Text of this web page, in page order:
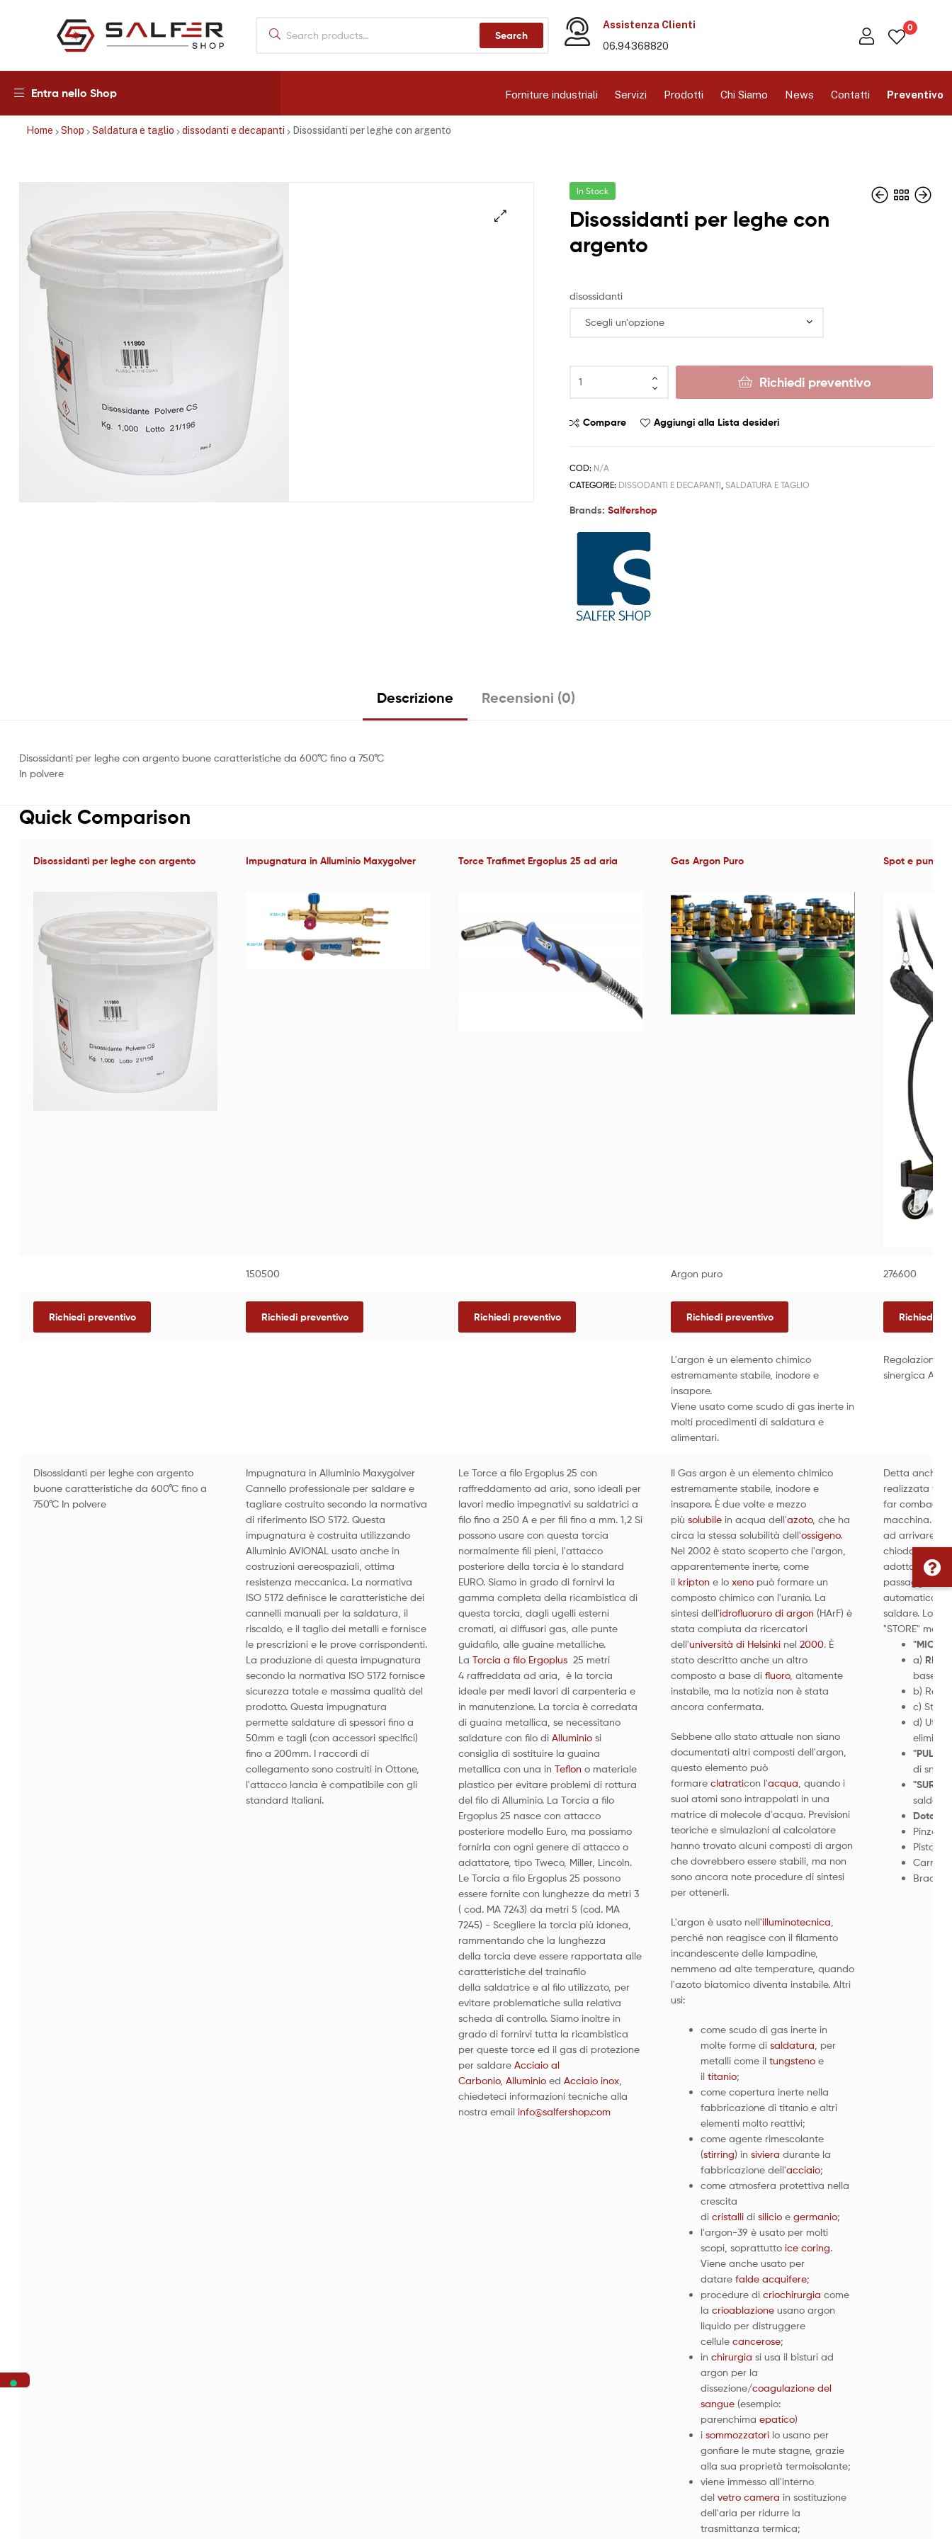
Salfershop
Search
Assistenza Clienti
06.94368820
0
Entra nello Shop Forniture industriali Servizi Prodotti Chi Siamo News Contatti Preventivo
Home Shop Saldatura e taglio dissodanti e decapanti Disossidanti per leghe con argento
In Stock
Disossidanti per leghe con
argento
disossidanti
Richiedi preventivo
Compare Aggiungi alla Lista desideri
COD: N/A
CATEGORIE: DISSODANTI E DECAPANTI ,SALDATURA E TAGLIO
Brands:Salfershop
Descrizione Recensioni (0)
Disossidanti per leghe con argento buone caratteristiche da 600°C fino a 750°C
In polvere
Quick Comparison
Disossidanti per leghe con argento Impugnatura in Alluminio Maxygolver Torce Trafimet Ergoplus 25 ad aria Gas Argon Puro Spot e
150500 Argon puro 276600
Richiedi preventivo Richiedi preventivo Richiedi preventivo Richiedi preventivo Richiedi
L'argon è un elemento chimico
estremamente stabile, inodore e
insapore.
Viene usato come scudo di gas inerte in
molti procedimenti di saldatura e
alimentari.
Regolazione
sinergica
Disossidanti per leghe con argento
buone caratteristiche da 600°C fino a
750°C In polvere
Impugnatura in Alluminio Maxygolver
Cannello professionale per saldare e
tagliare costruito secondo la normativa
di riferimento ISO 5172. Questa
impugnatura è costruita utilizzando
Alluminio AVIONAL usato anche in
costruzioni aereospaziali, ottima
resistenza meccanica. La normativa
ISO 5172 definisce le caratteristiche dei
cannelli manuali per la saldatura, il
riscaldo, e il taglio dei metalli e fornisce
le prescrizioni e le prove corrispondenti.
La produzione di questa impugnatura
secondo la normativa ISO 5172 fornisce
sicurezza totale e massima qualità del
prodotto. Questa impugnatura
permette saldature di spessori fino a
50mm e tagli (con accessori specifici)
fino a 200mm. I raccordi di
collegamento sono costruiti in Ottone,
l'attacco lancia è compatibile con gli
standard Italiani.
Le Torce a filo Ergoplus 25 con
raffreddamento ad aria, sono ideali per
lavori medio impegnativi su saldatrici a
filo fino a 250 A e per fili fino a mm. 1,2 Si
possono usare con questa torcia
normalmente fili pieni, l'attacco
posteriore della torcia è lo standard
EURO. Siamo in grado di fornirvi la
gamma completa della ricambistica di
questa torcia, dagli ugelli esterni
cromati, ai diffusori gas, alle punte
guidafilo, alle guaine metalliche.
La Torcia a filo Ergoplus 25 metri
4 raffreddata ad aria, è la torcia
ideale per medi lavori di carpenteria e
in manutenzione. La torcia è corredata
di guaina metallica, se necessitano
saldature con filo di Alluminiosi
consiglia di sostituire la guaina
metallica con una in Teflono materiale
plastico per evitare problemi di rottura
del filo di Alluminio. La Torcia a filo
Ergoplus 25 nasce con attacco
posteriore modello Euro, ma possiamo
fornirla con ogni genere di attacco o
adattatore, tipo Tweco, Miller, Lincoln.
Le Torcia a filo Ergoplus 25 possono
essere fornite con lunghezze da metri 3
( cod. MA 7243) da metri 5 (cod. MA
7245) - Scegliere la torcia più idonea,
rammentando che la lunghezza
della torcia deve essere rapportata alle
caratteristiche del trainafilo
della saldatrice e al filo utilizzato, per
evitare problematiche sulla relativa
scheda di controllo. Siamo inoltre in
grado di fornirvi tutta la ricambistica
per queste torce ed il gas di protezione
per saldare Acciaio al
Carbonio, Alluminioed Acciaio inox,
chiedeteci informazioni tecniche alla
nostra email info@salfershop.com
Il Gas argon è un elemento chimico
estremamente stabile, inodore e
insapore. È due volte e mezzo
più solubilein acqua dell'azoto, che ha
circa la stessa solubilità dell'ossigeno.
Nel 2002 è stato scoperto che l'argon,
apparentemente inerte, come
il kriptone lo xenopuò formare un
composto chimico con l'uranio. La
sintesi dell'idrofluoruro di argon(HArF) è
stata compiuta da ricercatori
dell'università di Helsinkinel 2000. È
stato descritto anche un altro
composto a base di fluoro, altamente
instabile, ma la notizia non è stata
ancora confermata.
Sebbene allo stato attuale non siano
documentati altri composti dell'argon,
questo elemento può
formare clatraticon l'acqua , quando i
suoi atomi sono intrappolati in una
matrice di molecole d'acqua. Previsioni
teoriche e simulazioni al calcolatore
hanno trovato alcuni composti di argon
che dovrebbero essere stabili, ma non
sono ancora note procedure di sintesi
per ottenerli.
L'argon è usato nell'illuminotecnica
perché non reagisce con il filamento
incandescente delle lampadine,
nemmeno ad alte temperature, quando
l'azoto biatomico diventa instabile. Altri
usi:
come scudo di gas inerte in
molte forme di saldatura , per
metalli come il tungstenoe
il titanio;
come copertura inerte nella
fabbricazione di titanio e altri
elementi molto reattivi;
come agente rimescolante
(stirring) in siviera durante la
fabbricazione dell'acciaio;
come atmosfera protettiva nella
crescita
di cristallidi silicioe germanio;
l'argon-39 è usato per molti
scopi, soprattutto ice coring.
Viene anche usato per
datare falde acquifere;
procedure di criochirurgia come
la crioablazioneusano argon
liquido per distruggere
cellule cancerose;
in chirurgia si usa il bisturi ad
argon per la
dissezione/coagulazione del
sangue(esempio:
parenchima epatico)
i sommozzatorilo usano per
gonfiare le mute stagne, grazie
alla sua proprietà termoisolante;
viene immesso all'interno
del vetro camera in sostituzione
dell'aria per ridurre la
trasmittanza termica;
Detta anche
realizzata
far
macchina.
ad arrivare al
chiodo
adottata in
passaggio
saldare. Lo
"STORE"
a)
base
b)
c)
d)
"PULSE"
di
"SURE
Pinza
Pistola
Carrello
Braccio